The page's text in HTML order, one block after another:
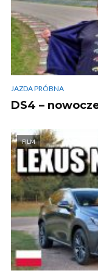
JAZDA PRÓBNA
DS4 –
FILM